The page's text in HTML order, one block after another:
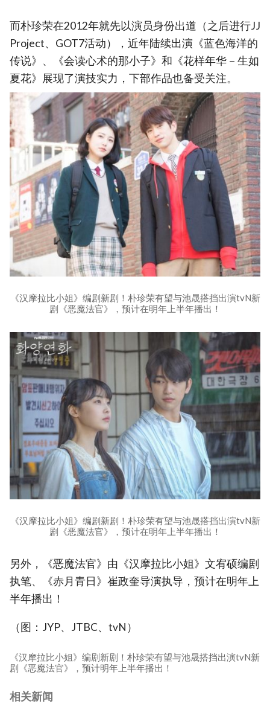
而朴珍荣在2012年就先以演员身份出道（之后进行JJ
Project、GOT7活动），近年陆续出演《蓝色海洋的
传说》、《会读心术的那小子》和《花样年华－生如
夏花》展现了演技实力，下部作品也备受关注。
《汉摩拉比小姐》编剧新剧！朴珍荣有望与池晟搭挡出演tvN新
剧《恶魔法官》，预计在明年上半年播出！
《汉摩拉比小姐》编剧新剧！朴珍荣有望与池晟搭挡出演tvN新
剧《恶魔法官》，预计在明年上半年播出！
另外，《恶魔法官》由《汉摩拉比小姐》文宥硕编剧
执笔、《赤月青日》崔政奎导演执导，预计在明年上
半年播出！
（图：JYP、JTBC、tvN）
《汉摩拉比小姐》编剧新剧！朴珍荣有望与池晟搭挡出演tvN新
剧《恶魔法官》，预计明年上半年播出！
相关新闻